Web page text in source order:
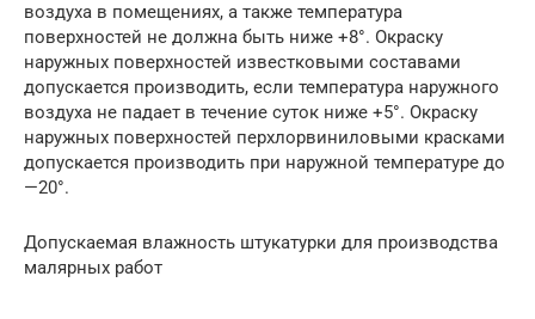
воздуха в помещениях, а также температура
поверхностей не должна быть ниже +8°. Окраску
наружных поверхностей известковыми составами
допускается производить, если температура наружного
воздуха не падает в течение суток ниже +5°. Окраску
наружных поверхностей перхлорвиниловыми красками
допускается производить при наружной температуре до
—20°.
Допускаемая влажность штукатурки для производства
малярных работ